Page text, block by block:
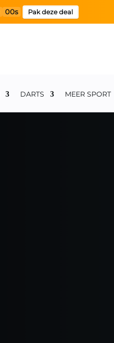
00s Pak deze deal
DARTS MEER SPORT